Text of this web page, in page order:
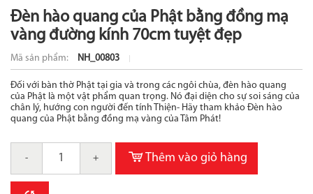
Đèn hào quang của Phật bằng đồng mạ
vàng đường kính 70cm tuyệt đẹp
Mã sản phẩm: NH_00803
Đối với bàn thờ Phật tại gia và trong các ngôi chùa, đèn hào quang
của Phật là một vật phẩm quan trọng. Nó đại diện cho sự soi sáng của
chân lý, hướng con người đến tính Thiện- Hãy tham khảo Đèn hào
quang của Phật bằng đồng mạ vàng của Tâm Phát!
- + Thêm vào giỏ hàng